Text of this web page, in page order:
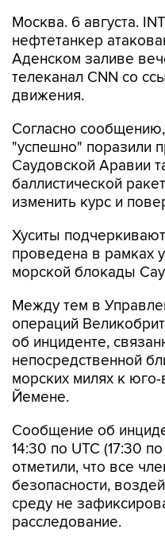
Москва. 6 августа.
нефтетанкер
Аденском заливе
телеканал CNN со
движения.
Согласно
"успешно" поразили
Саудовской Аравии
баллистической
изменить курс и
Хуситы
проведена в рамках
морской блокады
Между тем в
операций
об инциденте,
непосредственной
морских милях к
Йемене.
Сообщение об
14:30 по UTC (17:30
отметили, что все
безопасности,
среду не
расследование.